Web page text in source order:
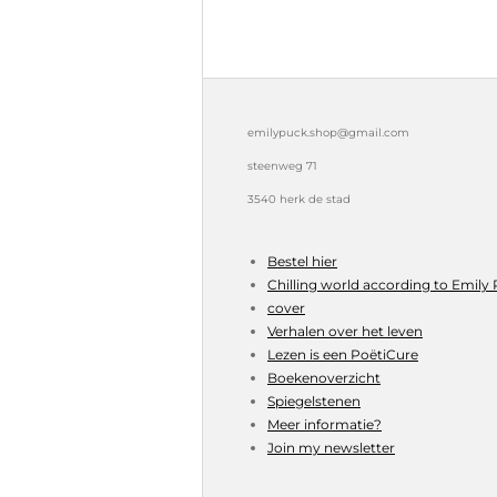
emilypuck.shop@gmail.com
steenweg 71
3540 herk de stad
Bestel hier
Chilling world according to Emily
cover
Verhalen over het leven
Lezen is een PoëtiCure
Boekenoverzicht
Spiegelstenen
Meer informatie?
Join my newsletter